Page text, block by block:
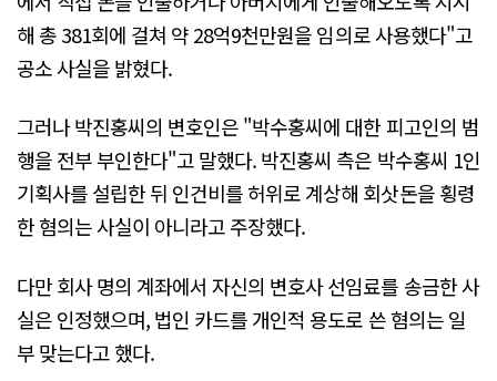
해 총 381회에 걸쳐 약 28억9천만원을 임의로 사용했다"고
공소 사실을 밝혔다.
그러나 박진홍씨의 변호인은 "박수홍씨에 대한 피고인의 범
행을 전부 부인한다"고 말했다. 박진홍씨 측은 박수홍씨 1인
기획사를 설립한 뒤 인건비를 허위로 계상해 회삿돈을 횡령
한 혐의는 사실이 아니라고 주장했다.
다만 회사 명의 계좌에서 자신의 변호사 선임료를 송금한 사
실은 인정했으며, 법인 카드를 개인적 용도로 쓴 혐의는 일
부 맞는다고 했다.